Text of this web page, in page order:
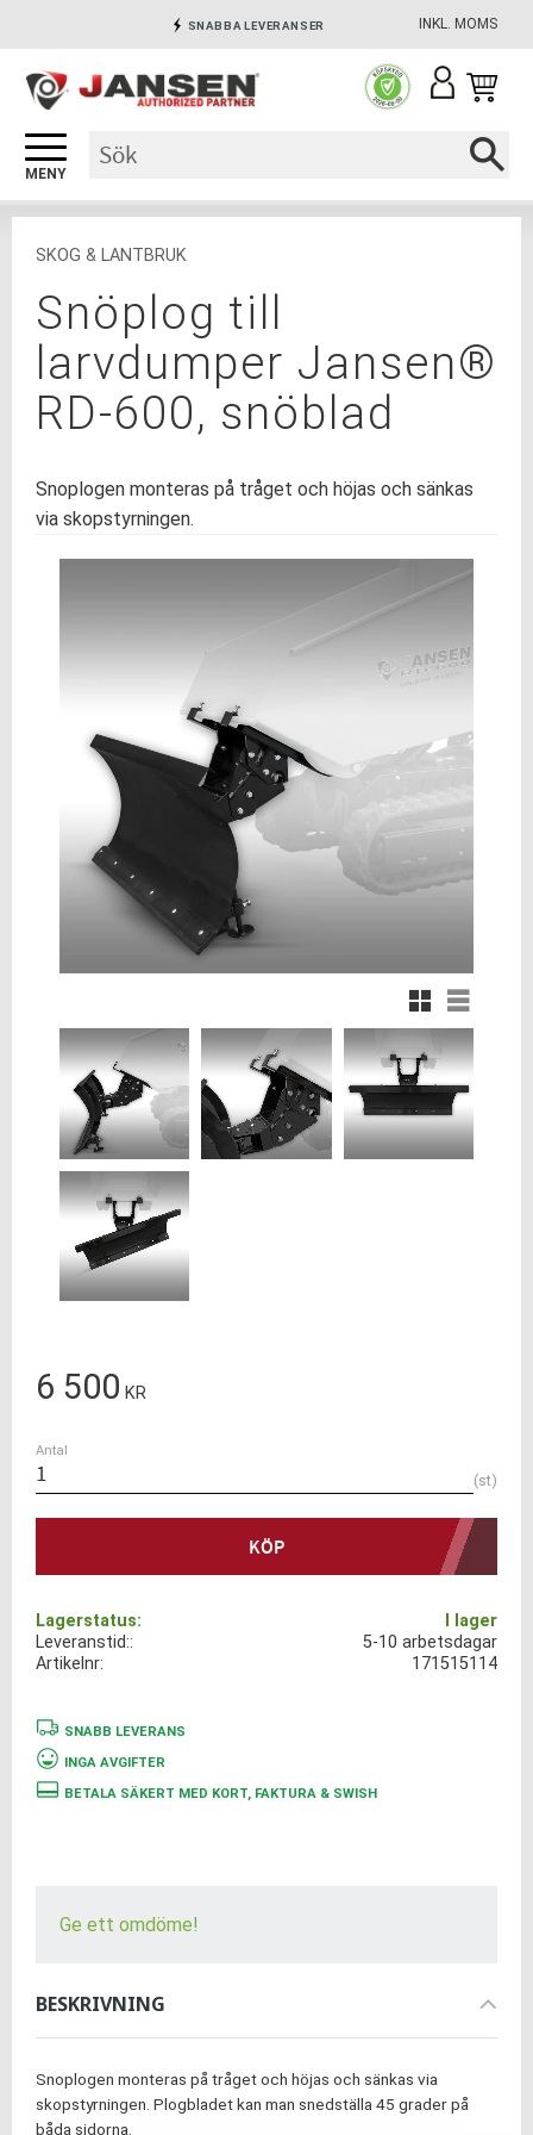
Meny
INKL. MOMS
SNABBA LEVERANSER
SÄKRA BETALNINGAR
SKOG & LANTBRUK
Snöplog till
larvdumper Jansen®
RD-600, snöblad
Snoplogen monteras på tråget och höjas och sänkas
via skopstyrningen.
Rutnätsvy
Listvy
6 500 KR
Antal
st
KÖP
Lagerstatus I lager
Artikelnr 171515114
Leveranstid: 5-10 arbetsdagar
SNABB LEVERANS
INGA AVGIFTER
BETALA SÄKERT MED KORT, FAKTURA & SWISH
Ge ett omdöme!
BESKRIVNING
Snoplogen monteras på tråget och höjas och sänkas via
skopstyrningen. Plogbladet kan man snedställa 45 grader på
båda sidorna.